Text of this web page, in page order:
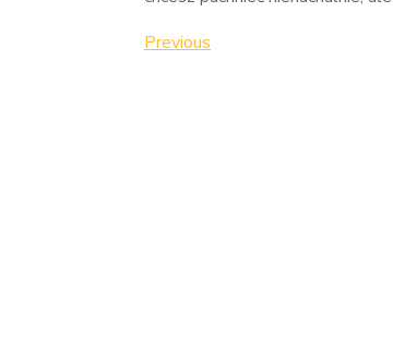
Nawigacja
Previous
Previous